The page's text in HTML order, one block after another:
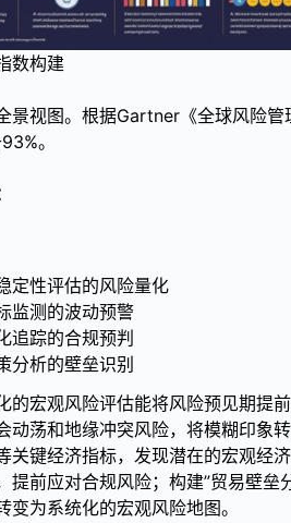
数构建
景视图。根据Gartner《全球风险
。
定性评估的风险量化
监测的波动预警
追踪的合规预判
分析的壁垒识别
的宏观风险评估能将风险预见期提
动荡和地缘冲突风险，将模糊印象
关键经济指标，发现潜在的宏观经
提前应对合规风险；构建”贸易壁
为系统化的宏观风险地图。